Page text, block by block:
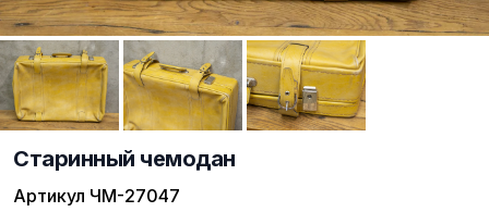
Старинный чемодан
Артикул ЧМ-27047